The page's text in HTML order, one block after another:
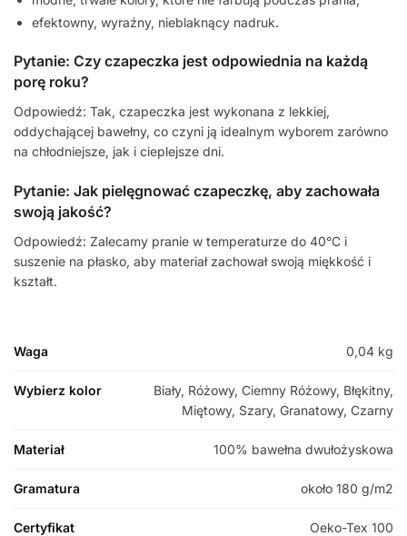
efektowny, wyraźny, nieblaknący nadruk.
Pytanie: Czy czapeczka jest odpowiednia na każdą
porę roku?
Odpowiedź: Tak, czapeczka jest wykonana z lekkiej,
oddychającej bawełny, co czyni ją idealnym wyborem zarówno
na chłodniejsze, jak i cieplejsze dni.
Pytanie: Jak pielęgnować czapeczkę, aby zachowała
swoją jakość?
Odpowiedź: Zalecamy pranie w temperaturze do 40°C i
suszenie na płasko, aby materiał zachował swoją miękkość i
kształt.
Waga 0,04 kg
Wybierz kolor
Biały, Różowy, Ciemny Różowy, Błękitny,
Miętowy, Szary, Granatowy, Czarny
Materiał 100% bawełna dwułożyskowa
Gramatura około 180 g/m2
Certyfikat Oeko-Tex 100